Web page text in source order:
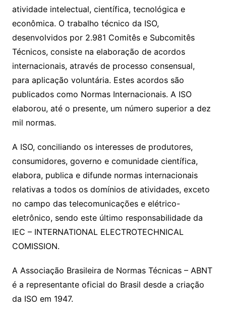
atividade intelectual, científica, tecnológica e
econômica. O trabalho técnico da ISO,
desenvolvidos por 2.981 Comitês e Subcomitês
Técnicos, consiste na elaboração de acordos
internacionais, através de processo consensual,
para aplicação voluntária. Estes acordos são
publicados como Normas Internacionais. A ISO
elaborou, até o presente, um número superior a dez
mil normas.
A ISO, conciliando os interesses de produtores,
consumidores, governo e comunidade científica,
elabora, publica e difunde normas internacionais
relativas a todos os domínios de atividades, exceto
no campo das telecomunicações e elétrico-
eletrônico, sendo este último responsabilidade da
IEC – INTERNATIONAL ELECTROTECHNICAL
COMISSION.
A Associação Brasileira de Normas Técnicas – ABNT
é a representante oficial do Brasil desde a criação
da ISO em 1947.